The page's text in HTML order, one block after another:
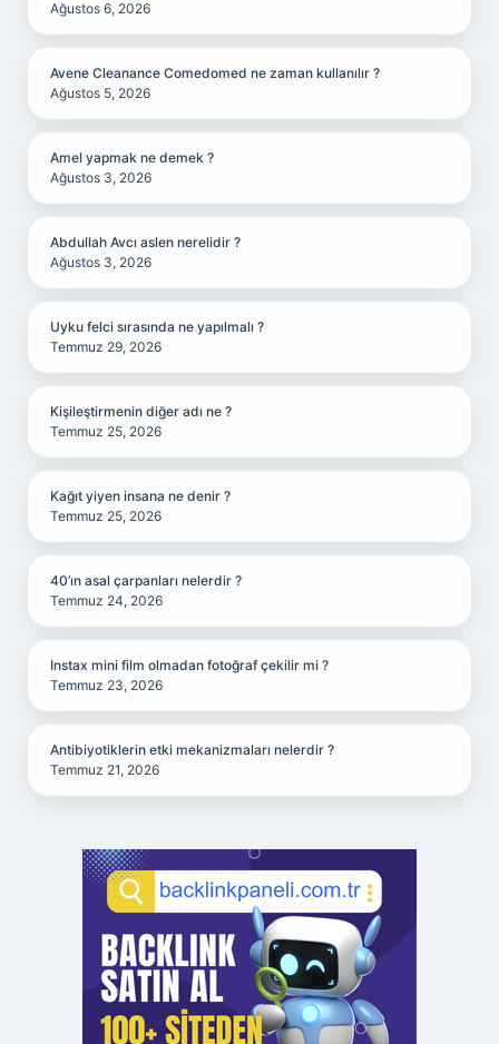
Ağustos 6, 2026
Avene Cleanance Comedomed ne zaman kullanılır ?
Ağustos 5, 2026
Amel yapmak ne demek ?
Ağustos 3, 2026
Abdullah Avcı aslen nerelidir ?
Ağustos 3, 2026
Uyku felci sırasında ne yapılmalı ?
Temmuz 29, 2026
Kişileştirmenin diğer adı ne ?
Temmuz 25, 2026
Kağıt yiyen insana ne denir ?
Temmuz 25, 2026
40’ın asal çarpanları nelerdir ?
Temmuz 24, 2026
Instax mini film olmadan fotoğraf çekilir mi ?
Temmuz 23, 2026
Antibiyotiklerin etki mekanizmaları nelerdir ?
Temmuz 21, 2026